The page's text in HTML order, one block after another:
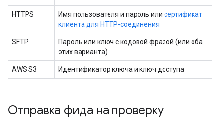
HTTPS Имя пользователя и пароль или сертификат
клиента для HTTP-соединения
SFTP
Пароль или ключ с кодовой фразой (или оба
этих варианта)
AWS S3 Идентификатор ключа и ключ доступа
Отправка фида на проверку